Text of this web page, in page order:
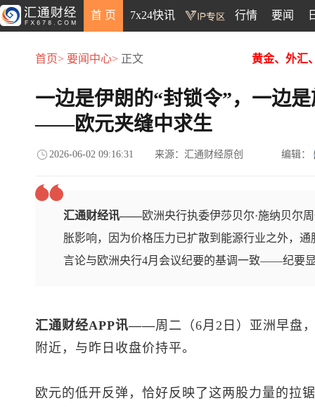
首 页 7x24快讯 行情 要闻
首页> 要闻中心> 正文 黄金、外汇
一边是伊朗的“封锁令”，一边
——欧元夹缝中求生
2026-06-02 09:16:31 来源：汇通财经原创 编辑：
汇通财经讯——欧洲央行执委伊莎贝尔·施纳贝尔
胀影响，因为价格压力已扩散到能源行业之外，
言论与欧洲央行4月会议纪要的基调一致——纪要
汇通财经APP讯——周二（6月2日）亚洲早盘
附近，与昨日收盘价持平。
欧元的低开反弹，恰好反映了这两股力量的